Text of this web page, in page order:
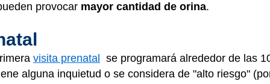
provocar mayor cantidad de orina.
visita prenatal se programará alrededor de las
alguna inquietud o se considera de "alto riesgo"